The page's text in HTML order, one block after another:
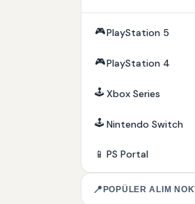
🎮PlayStation 5
🎮PlayStation 4
🕹️ Xbox Series
🕹️ Nintendo Switch
📱 PS Portal
📍 POPÜLER ALIM